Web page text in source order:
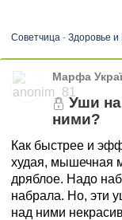
Советчица- Здоровье и
Марфа
Уши на
ними?
Как быстрее и
худая, мышечная
дряблое. Надо
набрала. Но, эти
над ними